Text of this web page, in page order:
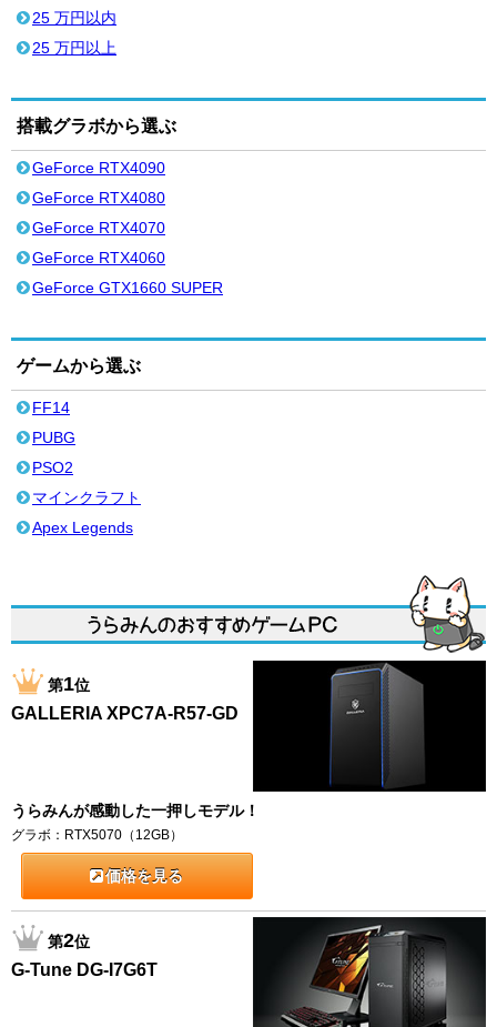
25 万円以内
25 万円以上
搭載グラボから選ぶ
GeForce RTX4090
GeForce RTX4080
GeForce RTX4070
GeForce RTX4060
GeForce GTX1660 SUPER
ゲームから選ぶ
FF14
PUBG
PSO2
マインクラフト
Apex Legends
第1位
GALLERIA XPC7A-R57-GD
うらみんが感動した一押しモデル！
グラボ：RTX5070（12GB）
価格を見る
第2位
G-Tune DG-I7G6T